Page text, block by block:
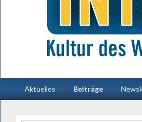
Primäres
Menü
Aktuelles Beiträge